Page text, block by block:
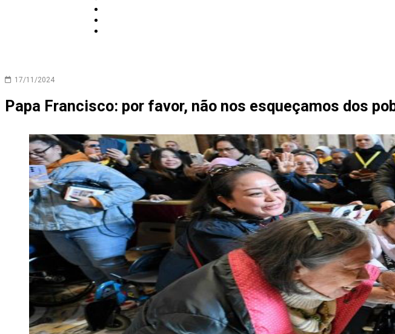
17/11/2024
Papa Francisco: por favor, não nos esqueçamos dos